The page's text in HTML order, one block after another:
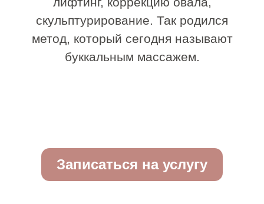
Нижняя треть лица тяжелеет.
Появляются брыли.
Носогубные складки становятся
массаж, работая через щечную
область, способен «перезагрузить»
мышечный каркас, вернуть ему